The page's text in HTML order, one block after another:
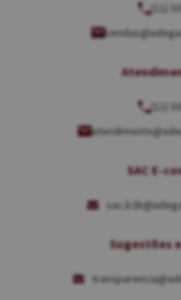
(11)
(11)
SAC E-
Sugestões